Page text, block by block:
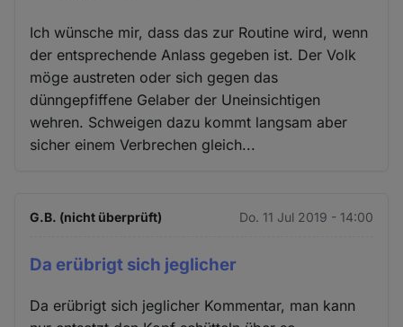
Ich wünsche mir, dass das zur Routine wird, wenn
der entsprechende Anlass gegeben ist. Der Volk
möge austreten oder sich gegen das
dünngepfiffene Gelaber der Uneinsichtigen
wehren. Schweigen dazu kommt langsam aber
sicher einem Verbrechen gleich...
G.B. (nicht überprüft) Do. 11 Jul 2019 - 14:00
Da erübrigt sich jeglicher
Da erübrigt sich jeglicher Kommentar, man kann